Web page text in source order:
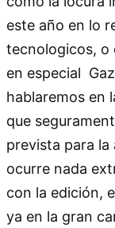
este año en lo
tecnologicos, o
en especial
hablaremos en
que
prevista para la
ocurre nada
con la edición,
ya en la gran